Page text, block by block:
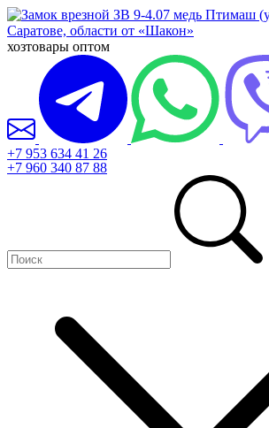
хозтовары оптом
+7 953 634 41 26
+7 960 340 87 88